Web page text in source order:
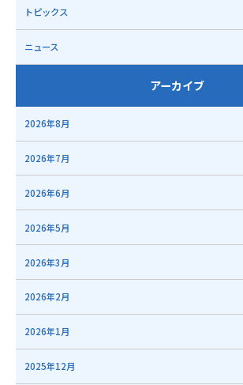
トピックス
ニュース
アーカイブ
2026年8月
2026年7月
2026年6月
2026年5月
2026年3月
2026年2月
2026年1月
2025年12月